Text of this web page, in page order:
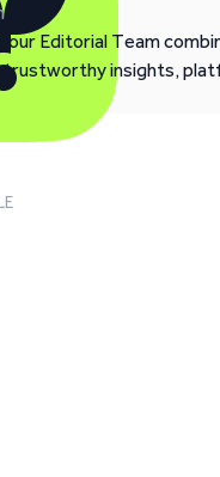
our Editorial Team
trustworthy insights,